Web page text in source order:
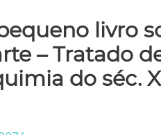
livro
– Tratado
do séc.